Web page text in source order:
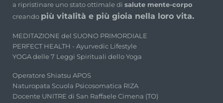
a ripristinare uno stato ottimale di salute mente-corpo
creando più vitalità e più gioia nella loro vita.
MEDITAZIONE del SUONO PRIMORDIALE
PERFECT HEALTH - Ayurvedic Lifestyle
YOGA delle 7 Leggi Spirituali dello Yoga
Operatore Shiatsu APOS
Naturopata Scuola Psicosomatica RIZA
Docente UNITRE di San Raffaele Cimena (TO)